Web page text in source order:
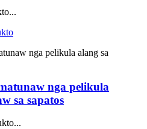
nga pelikula
sa sapatos